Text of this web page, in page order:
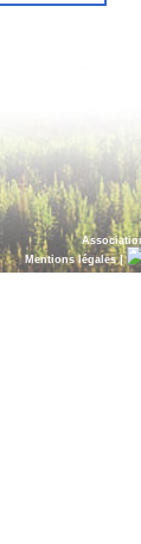
Mentions légales|